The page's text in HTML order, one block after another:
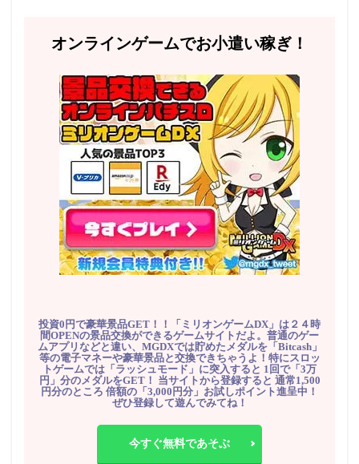
オンラインゲームでお小遣い稼ぎ！
投資0円で豪華景品GET！！「ミリオンゲームDX」は２４時
間OPENの景品交換ができるゲームサイトだよ。普通のゲー
ムアプリなどと違い、MGDXでは貯めたメダルを「Bitcash」
等の電子マネーや豪華景品と交換できちゃうよ！特にスロッ
トゲームでは「ラッシュモード」に突入すると 1回で「3万
円」分のメダルをGET！ 当サイトから登録すると 通常1,500
円分のところ 倍額の「3,000円分」お試しポイント進呈中！
ぜひ登録して遊んでみてね！
今すぐ無料であそぶ